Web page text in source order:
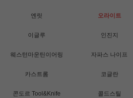
엔릿 오라이트
이글루 인진지
웨스턴마운틴이어링 자파스 나이프
카스트롬 코글란
콘도르 Tool&Knife 콜드스틸